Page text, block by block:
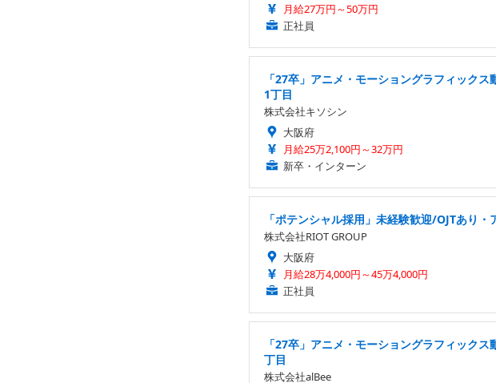
月給27万円～50万円
正社員
「27卒」アニメ・モーショングラフィック
1丁目
株式会社キソシン
大阪府
月給25万2,100円～32万円
新卒・インターン
「ポテンシャル採用」未経験歓迎/OJTあり
株式会社RIOT GROUP
大阪府
月給28万4,000円～45万4,000円
正社員
「27卒」アニメ・モーショングラフィック
丁目
株式会社alBee